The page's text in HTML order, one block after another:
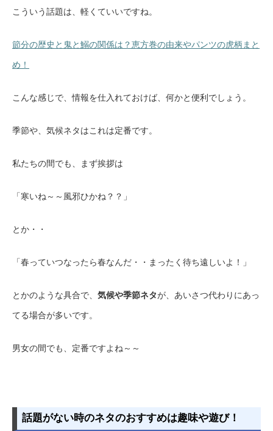
こういう話題は、軽くていいですね。
節分の歴史と鬼と鰯の関係は？恵方巻の由来やパンツの虎柄まと
め！
こんな感じで、情報を仕入れておけば、何かと便利でしょう。
季節や、気候ネタはこれは定番です。
私たちの間でも、まず挨拶は
「寒いね～～風邪ひかね？？」
とか・・
「春っていつなったら春なんだ・・まったく待ち遠しいよ！」
とかのような具合で、 気候や季節ネタが、あいさつ代わりにあっ
てる場合が多いです。
男女の間でも、定番ですよね～～
話題がない時のネタのおすすめは趣味や遊び！